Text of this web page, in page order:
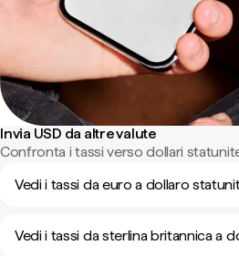
Invia USD da altre valute
Confronta i tassi verso dollari
Vedi i tassi da euro a dollaro
Vedi i tassi da sterlina britannica a